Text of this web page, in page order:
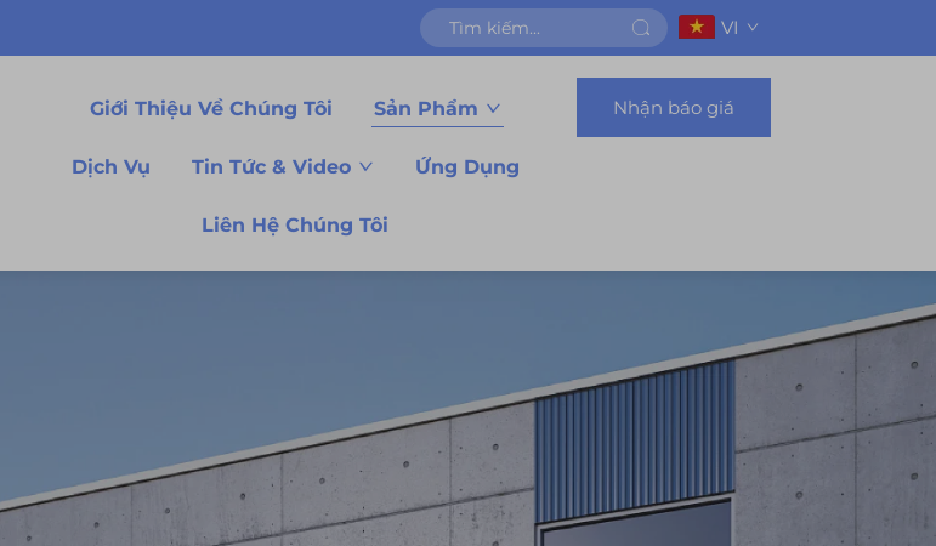
VI
Giới Thiệu Về Chúng Tôi Sản Phẩm
Dịch Vụ Tin Tức & Video Ứng Dụng
Liên Hệ Chúng Tôi
Nhận báo giá